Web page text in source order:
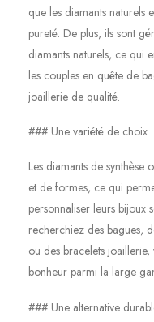
que les diamants naturels
pureté. De plus, ils sont
diamants naturels, ce qui
les couples en quête de
joaillerie de qualité.
### Une variété de choix
Les diamants de
et de formes, ce qui
personnaliser leurs bijoux
recherchiez des bagues,
ou des bracelets
bonheur parmi la large
### Une alternative